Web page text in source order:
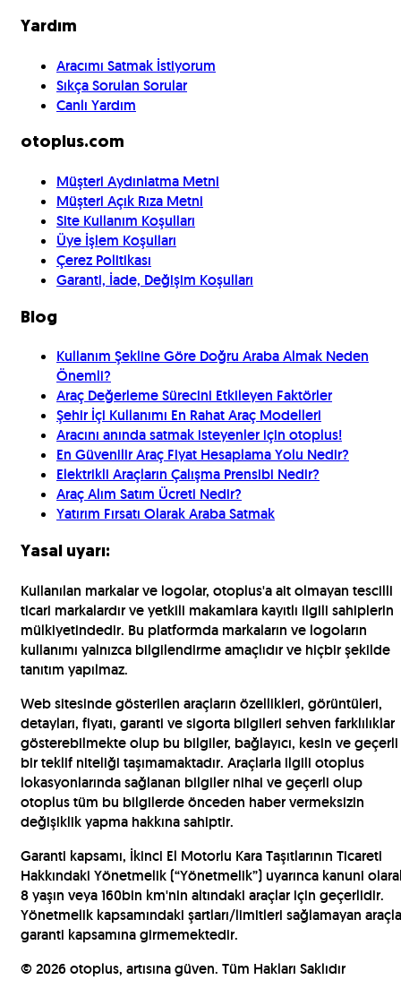
Yardım
Aracımı Satmak İstiyorum
Sıkça Sorulan Sorular
Canlı Yardım
otoplus.com
Müşteri Aydınlatma Metni
Müşteri Açık Rıza Metni
Site Kullanım Koşulları
Üye İşlem Koşulları
Çerez Politikası
Garanti, İade, Değişim Koşulları
Blog
Kullanım Şekline Göre Doğru Araba Almak Neden
Önemli?
Araç Değerleme Sürecini Etkileyen Faktörler
Şehir İçi Kullanımı En Rahat Araç Modelleri
Aracını anında satmak isteyenler için otoplus!
En Güvenilir Araç Fiyat Hesaplama Yolu Nedir?
Elektrikli Araçların Çalışma Prensibi Nedir?
Araç Alım Satım Ücreti Nedir?
Yatırım Fırsatı Olarak Araba Satmak
Yasal uyarı:
Kullanılan markalar ve logolar, otoplus'a ait olmayan tescilli
ticari markalardır ve yetkili makamlara kayıtlı ilgili sahiplerin
mülkiyetindedir. Bu platformda markaların ve logoların
kullanımı yalnızca bilgilendirme amaçlıdır ve hiçbir şekilde
tanıtım yapılmaz.
Web sitesinde gösterilen araçların özellikleri, görüntüleri,
detayları, fiyatı, garanti ve sigorta bilgileri sehven farklılıklar
gösterebilmekte olup bu bilgiler, bağlayıcı, kesin ve geçerli
bir teklif niteliği taşımamaktadır. Araçlarla ilgili otoplus
lokasyonlarında sağlanan bilgiler nihai ve geçerli olup
otoplus tüm bu bilgilerde önceden haber vermeksizin
değişiklik yapma hakkına sahiptir.
Garanti kapsamı, İkinci El Motorlu Kara Taşıtlarının Ticareti
Hakkındaki Yönetmelik (“Yönetmelik”) uyarınca kanuni
8 yaşın veya 160bin km'nin altındaki araçlar için geçerlidir.
Yönetmelik kapsamındaki şartları/limitleri sağlamayan
garanti kapsamına girmemektedir.
© 2026 otoplus, artısına güven. Tüm Hakları Saklıdır